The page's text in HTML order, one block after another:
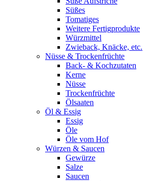
Süßes
Tomatiges
Weitere Fertigprodukte
Würzmittel
Zwieback, Knäcke, etc.
Nüsse & Trockenfrüchte
Back- & Kochzutaten
Kerne
Nüsse
Trockenfrüchte
Ölsaaten
Öl & Essig
Essig
Öle
Öle vom Hof
Würzen & Saucen
Gewürze
Salze
Saucen